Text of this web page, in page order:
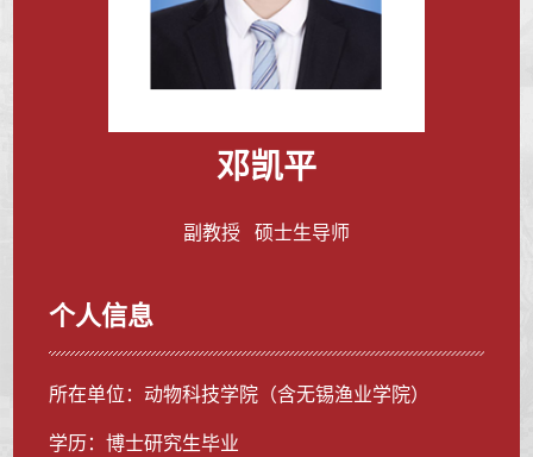
邓凯平
副教授 硕士生导师
个人信息
所在单位：动物科技学院（含无锡渔业学院）
学历：博士研究生毕业